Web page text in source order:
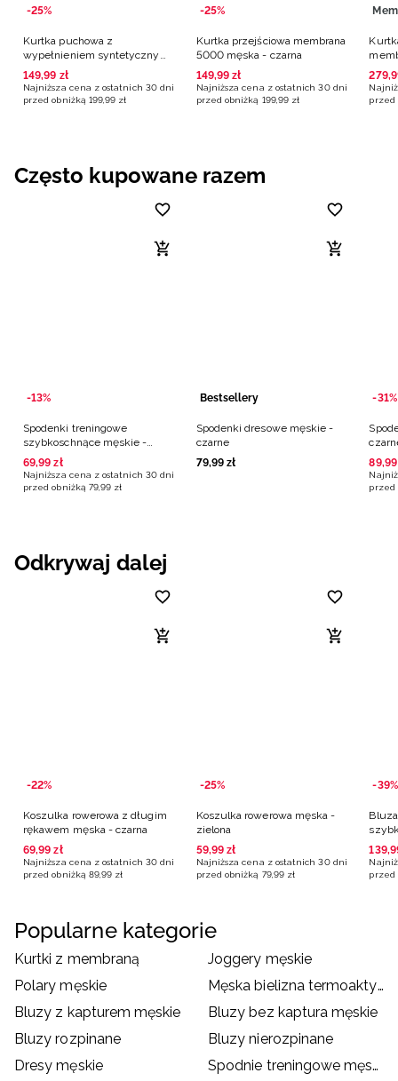
-25%
Kurtka puchowa z
wypełnieniem syntetycznym
męska - czarna
149,99 zł
Najniższa cena z ostatnich 30 dni
przed obniżką 199,99 zł
-25%
Kurtka przejściowa membrana
5000 męska - czarna
149,99 zł
Najniższa cena z ostatnich 30 dni
przed obniżką 199,99 zł
279,
przed
Często kupowane razem
-13%
Spodenki treningowe
szybkoschnące męskie -
granatowe
69,99 zł
Najniższa cena z ostatnich 30 dni
przed obniżką 79,99 zł
Bestsellery
Spodenki dresowe męskie -
czarne
79,99 zł
-31%
89,99
przed
Odkrywaj dalej
-22%
Koszulka rowerowa z długim
rękawem męska - czarna
69,99 zł
Najniższa cena z ostatnich 30 dni
przed obniżką 89,99 zł
-25%
Koszulka rowerowa męska -
zielona
59,99 zł
Najniższa cena z ostatnich 30 dni
przed obniżką 79,99 zł
-39%
139,
przed
Popularne kategorie
Kurtki z membraną
Joggery męskie
Polary męskie
Męska bielizna termoaktywna
Bluzy z kapturem męskie
Bluzy bez kaptura męskie
Bluzy rozpinane
Bluzy nierozpinane
Dresy męskie
Spodnie treningowe męskie